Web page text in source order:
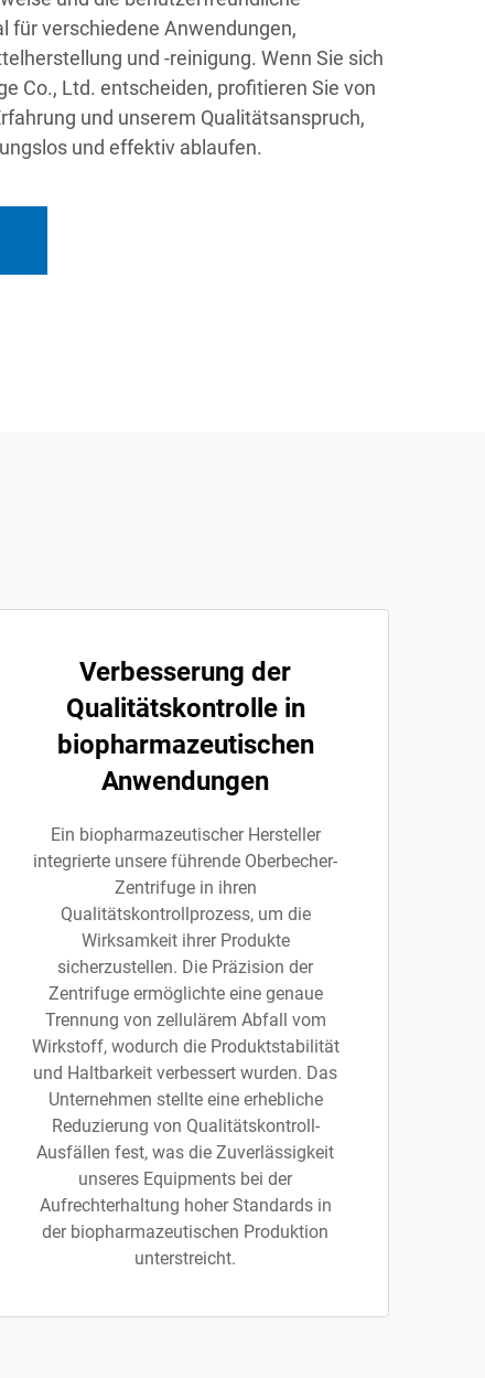
für verschiedene Anwendungen,
und -reinigung. Wenn Sie sich
Co., Ltd. entscheiden, profitieren Sie von
und unserem Qualitätsanspruch,
und effektiv ablaufen.
Verbesserung der
Qualitätskontrolle in
biopharmazeutischen
Anwendungen
Ein biopharmazeutischer Hersteller
integrierte unsere führende Oberbecher-
Zentrifuge in ihren
Qualitätskontrollprozess, um die
Wirksamkeit ihrer Produkte
sicherzustellen. Die Präzision der
Zentrifuge ermöglichte eine genaue
Trennung von zellulärem Abfall vom
Wirkstoff, wodurch die Produktstabilität
und Haltbarkeit verbessert wurden. Das
Unternehmen stellte eine erhebliche
Reduzierung von Qualitätskontroll-
Ausfällen fest, was die Zuverlässigkeit
unseres Equipments bei der
Aufrechterhaltung hoher Standards in
der biopharmazeutischen Produktion
unterstreicht.